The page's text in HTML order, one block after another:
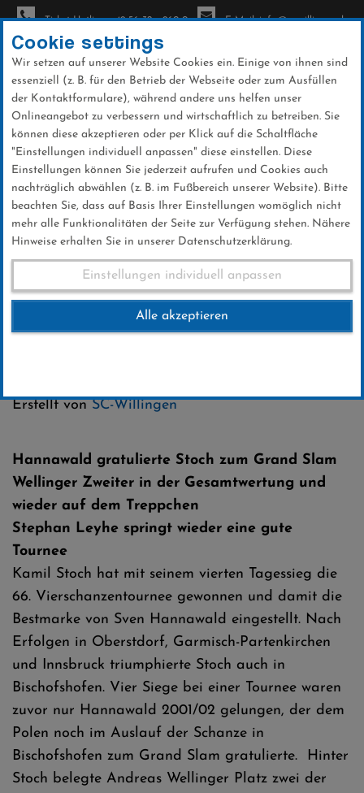
Direkt
zum
Inhalt
Ticket-Hotline: +49 56 32 - 960-0 E-Mail: info@sc-willingen.de
News
FIS Skisprung Weltcup
Bischofshofen 06.01.2018
Erstellt vonSC-Willingen
Hannawald gratulierte Stoch zum Grand Slam
Wellinger Zweiter in der Gesamtwertung und
wieder auf dem Treppchen
Stephan Leyhe springt wieder eine gute
Tournee
Kamil Stoch hat mit seinem vierten Tagessieg die
66. Vierschanzentournee gewonnen und damit die
Bestmarke von Sven Hannawald eingestellt. Nach
Erfolgen in Oberstdorf, Garmisch-Partenkirchen
und Innsbruck triumphierte Stoch auch in
Bischofshofen. Vier Siege bei einer Tournee waren
zuvor nur Hannawald 2001/02 gelungen, der dem
Polen noch im Auslauf der Schanze in
Bischofshofen zum Grand Slam gratulierte. Hinter
Stoch belegte Andreas Wellinger Platz zwei der
Cookie settings
Wir setzen auf unserer Website Cookies ein. Einige von ihnen sind
essenziell (z. B. für den Betrieb der Webseite oder zum Ausfüllen
der Kontaktformulare), während andere uns helfen unser
Onlineangebot zu verbessern und wirtschaftlich zu betreiben. Sie
können diese akzeptieren oder per Klick auf die Schaltfläche
"Einstellungen individuell anpassen" diese einstellen. Diese
Einstellungen können Sie jederzeit aufrufen und Cookies auch
nachträglich abwählen (z. B. im Fußbereich unserer Website). Bitte
beachten Sie, dass auf Basis Ihrer Einstellungen womöglich nicht
mehr alle Funktionalitäten der Seite zur Verfügung stehen. Nähere
Hinweise erhalten Sie in unserer Datenschutzerklärung.
Einstellungen individuell anpassen
Alle akzeptieren